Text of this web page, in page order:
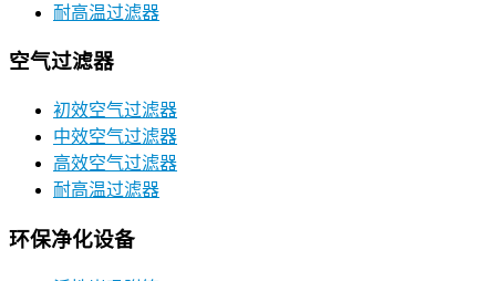
耐高温过滤器
空气过滤器
初效空气过滤器
中效空气过滤器
高效空气过滤器
耐高温过滤器
环保净化设备